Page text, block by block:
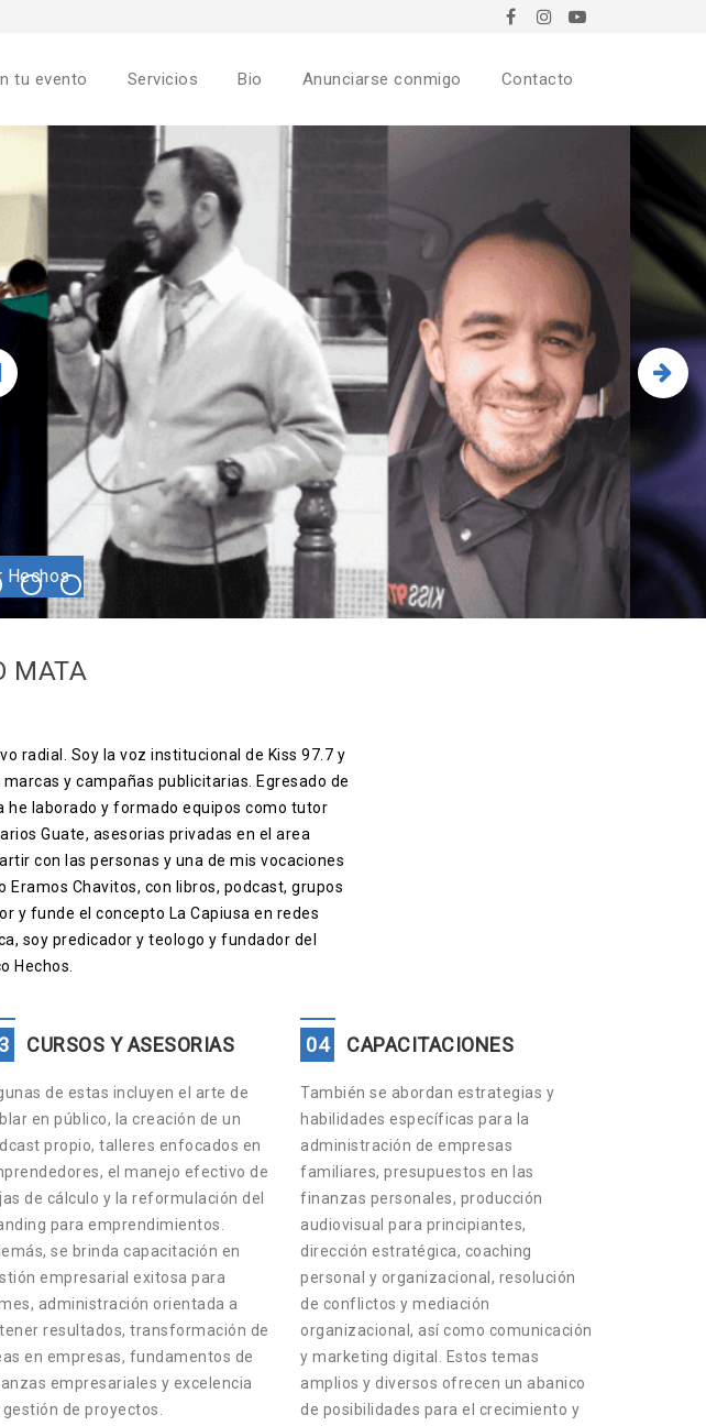
tu evento Servicios Bio Anunciarse conmigo Contacto
Familiar Hechos
MATA
radial. Soy la voz institucional de Kiss 97.7 y
y campañas publicitarias. Egresado de
he laborado y formado equipos como tutor
Guate, asesorias privadas en el area
con las personas y una de mis vocaciones
Chavitos, con libros, podcast, grupos
y funde el concepto La Capiusa en redes
soy predicador y teologo y fundador del
Hechos.
CURSOS Y ASESORIAS
de estas incluyen el arte de
en público, la creación de un
propio, talleres enfocados en
el manejo efectivo de
de cálculo y la reformulación del
para emprendimientos.
se brinda capacitación en
empresarial exitosa para
administración orientada a
resultados, transformación de
en empresas, fundamentos de
empresariales y excelencia
de proyectos.
04 CAPACITACIONES
También se abordan estrategias y
habilidades específicas para la
administración de empresas
familiares, presupuestos en las
finanzas personales, producción
audiovisual para principiantes,
dirección estratégica, coaching
personal y organizacional, resolución
de conflictos y mediación
organizacional, así como comunicación
y marketing digital. Estos temas
amplios y diversos ofrecen un abanico
de posibilidades para el crecimiento y